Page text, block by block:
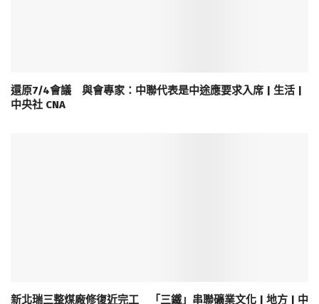
還原7/4會議 與會專家：中聯代表是中途應要求入席 | 生活 |
中央社 CNA
新北瑞三整煤廠修復近完工 「三鐵」串聯礦業文化 | 地方 | 中